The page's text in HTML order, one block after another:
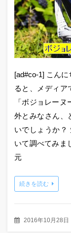
[ad#co-1] こん
ると、メディア
「ボジョレー
外とみなさん、
いでしょうか？
いて調べてみま
元
続きを読む
2016年10月28日